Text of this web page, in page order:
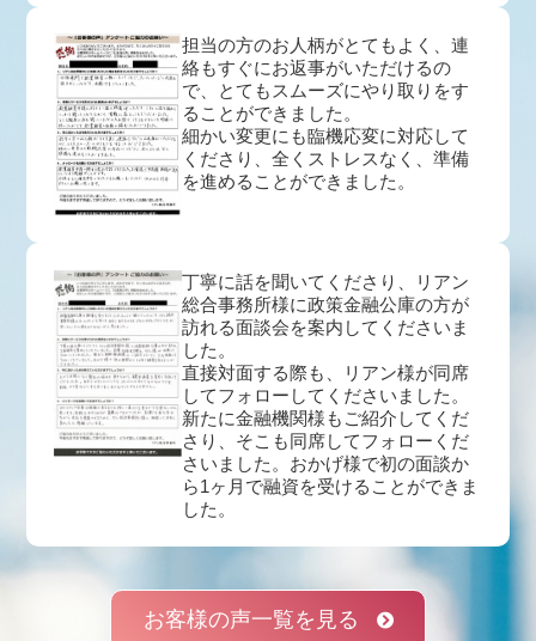
担当の方のお人柄がとてもよく、連
絡もすぐにお返事がいただけるの
で、とてもスムーズにやり取りをす
ることができました。
細かい変更にも臨機応変に対応して
くださり、全くストレスなく、準備
を進めることができました。
丁寧に話を聞いてくださり、リアン
総合事務所様に政策金融公庫の方が
訪れる面談会を案内してくださいま
した。
直接対面する際も、リアン様が同席
してフォローしてくださいました。
新たに金融機関様もご紹介してくだ
さり、そこも同席してフォローくだ
さいました。おかげ様で初の面談か
ら1ヶ月で融資を受けることができま
した。
お客様の声一覧を見る